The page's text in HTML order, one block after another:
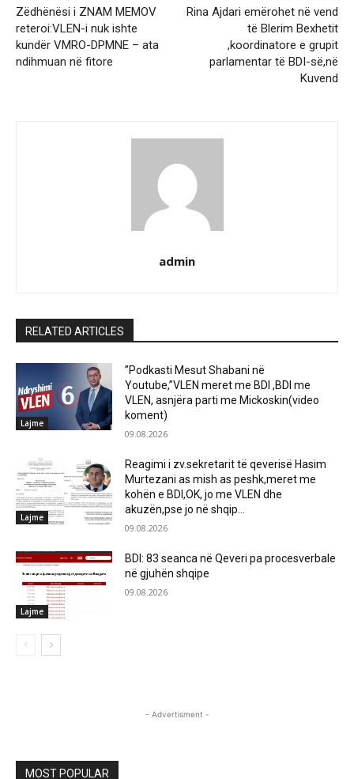
Zëdhënësi i ZNAM MEMOV
reteroi:VLEN-i nuk ishte
kundër VMRO-DPMNE – ata
ndihmuan në fitore
Rina Ajdari emërohet në vend
të Blerim Bexhetit
,koordinatore e grupit
parlamentar të BDI-së,në
Kuvend
admin
RELATED ARTICLES
Lajme
”Podkasti Mesut Shabani në
Youtube,”VLEN meret me BDI ,BDI me
VLEN, asnjëra parti me Mickoskin(video
koment)
09.08.2026
Lajme
Reagimi i zv.sekretarit të qeverisë Hasim
Murtezani as mish as peshk,meret me
kohën e BDI,OK, jo me VLEN dhe
akuzën,pse jo në shqip...
09.08.2026
Lajme
BDI: 83 seanca në Qeveri pa procesverbale
në gjuhën shqipe
09.08.2026
- Advertisment -
MOST POPULAR